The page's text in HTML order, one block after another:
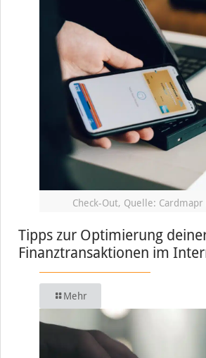
Check-Out, Quelle: Cardmapr
Tipps zur Optimierung
Finanztransaktionen im
Mehr